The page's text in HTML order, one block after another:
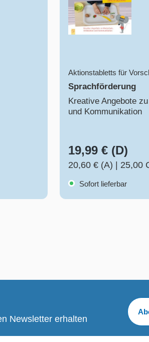
Aktionstabletts für
Sprachförderung
Kreative Angebote
und Kommunikation
19,99 € (D)
20,60 € (A) 25,00
Sofort lieferbar
Newsletter erhalten